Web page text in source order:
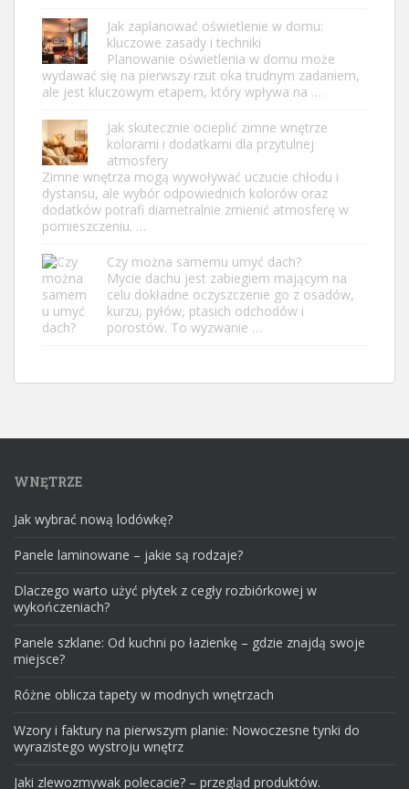
Jak zaplanować oświetlenie w domu:
kluczowe zasady i techniki
Planowanie oświetlenia w domu może
wydawać się na pierwszy rzut oka trudnym zadaniem,
ale jest kluczowym etapem, który wpływa na …
Jak skutecznie ocieplić zimne wnętrze
kolorami i dodatkami dla przytulnej
atmosfery
Zimne wnętrza mogą wywoływać uczucie chłodu i
dystansu, ale wybór odpowiednich kolorów oraz
dodatków potrafi diametralnie zmienić atmosferę w
pomieszczeniu. …
Czy można samemu umyć dach?
Mycie dachu jest zabiegiem mającym na
celu dokładne oczyszczenie go z osadów,
kurzu, pyłów, ptasich odchodów i
porostów. To wyzwanie …
WNĘTRZE
Jak wybrać nową lodówkę?
Panele laminowane – jakie są rodzaje?
Dlaczego warto użyć płytek z cegły rozbiórkowej w
wykończeniach?
Panele szklane: Od kuchni po łazienkę – gdzie znajdą swoje
miejsce?
Różne oblicza tapety w modnych wnętrzach
Wzory i faktury na pierwszym planie: Nowoczesne tynki do
wyrazistego wystroju wnętrz
Jaki zlewozmywak polecacie? – przegląd produktów.